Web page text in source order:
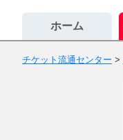
ホーム
チケット流通センター >